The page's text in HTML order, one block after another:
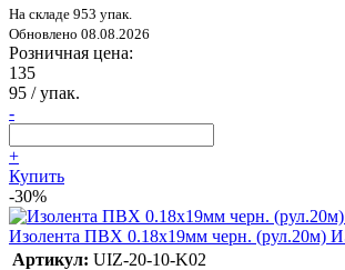
На складе 953 упак.
Обновлено 08.08.2026
Розничная цена:
135
95 / упак.
-
+
Купить
-30%
Изолента ПВХ 0.18х19мм черн. (рул.20м)
Артикул: UIZ-20-10-K02